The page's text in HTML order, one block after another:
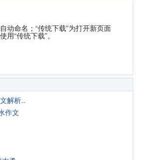
动命名；“传统下载”为打开新页面
“传统下载”。
解析..
作文